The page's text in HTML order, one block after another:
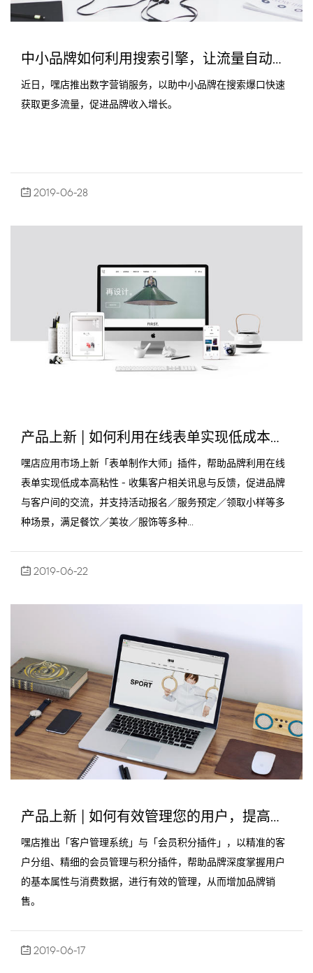
中小品牌如何利用搜索引擎，让流量自动送上门？
近日，嘿店推出数字营销服务，以助中小品牌在搜索爆口快速
获取更多流量，促进品牌收入增长。
2019-06-28
产品上新 | 如何利用在线表单实现低成本高粘性，减少客户流失率
嘿店应用市场上新「表单制作大师」插件，帮助品牌利用在线
表单实现低成本高粘性 - 收集客户相关讯息与反馈，促进品牌
与客户间的交流，并支持活动报名／服务预定／领取小样等多
种场景，满足餐饮／美妆／服饰等多种...
2019-06-22
产品上新 | 如何有效管理您的用户，提高活跃度与销售
嘿店推出「客户管理系统」与「会员积分插件」，以精准的客
户分组、精细的会员管理与积分插件，帮助品牌深度掌握用户
的基本属性与消费数据，进行有效的管理，从而增加品牌销
售。
2019-06-17